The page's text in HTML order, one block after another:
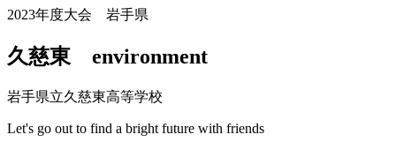
2023年度大会 岩手県
久慈東 environment
岩手県立久慈東高等学校
Let's go out to find a bright future with friends